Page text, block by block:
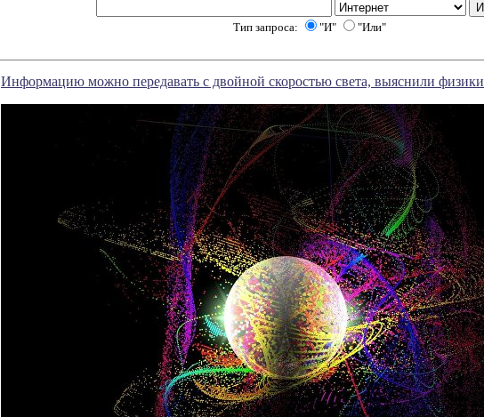
Тип запроса: "И" "Или"
Информацию можно передавать с двойной скоростью света, выяснили физики